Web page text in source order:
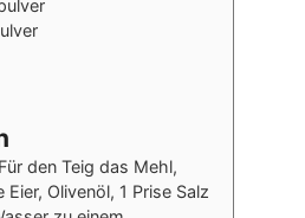
den Teig das Mehl,
Eier, Olivenöl, 1 Prise Salz